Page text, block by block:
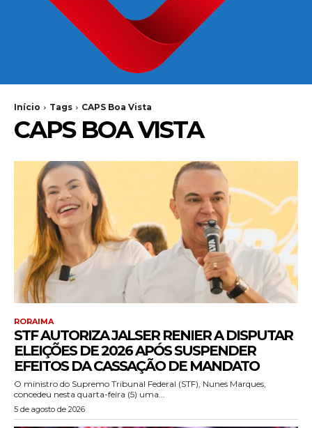
Início Tags CAPS Boa Vista
CAPS BOA VISTA
RORAIMA
STF AUTORIZA JALSER RENIER A DISPUTAR
ELEIÇÕES DE 2026 APÓS SUSPENDER
EFEITOS DA CASSAÇÃO DE MANDATO
O ministro do Supremo Tribunal Federal (STF), Nunes Marques,
concedeu nesta quarta-feira (5) uma...
5 de agosto de 2026